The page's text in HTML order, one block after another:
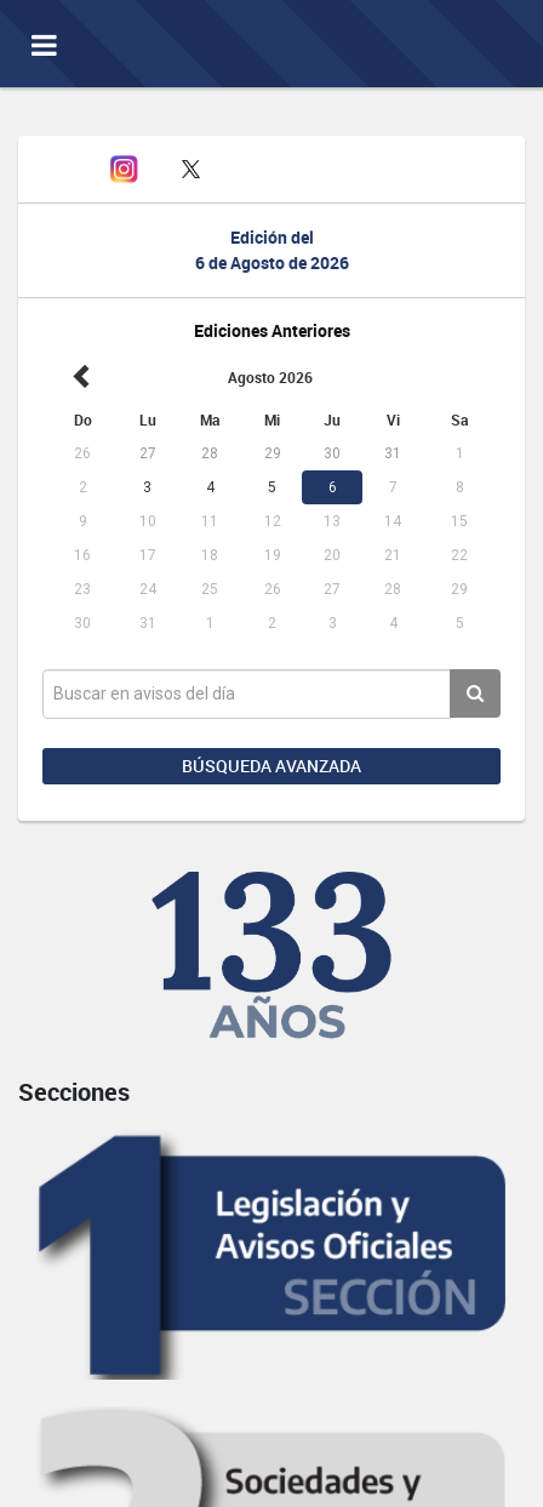
Toggle
navigation
Edición del
6 de Agosto de 2026
Ediciones Anteriores
Agosto 2026
Do Lu Ma Mi Ju Vi Sa
26 27 28 29 30 31
1
2
3 4 5 6 7
8
9
10 11 12 13 14
15
16
17 18 19 20 21
22
23
24 25 26 27 28
29
30
31 1 2 3 4 5
BÚSQUEDA AVANZADA
Secciones